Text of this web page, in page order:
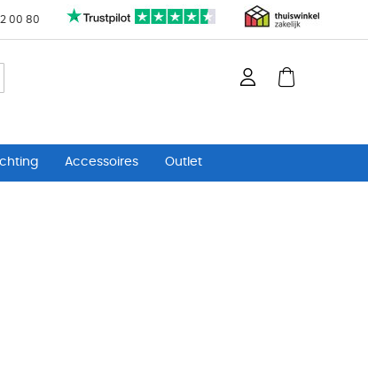
00 80
Accessoires Outlet